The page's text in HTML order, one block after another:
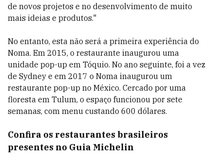
de novos projetos e no desenvolvimento de muito
mais ideias e produtos."
No entanto, esta não será a primeira experiência do
Noma. Em 2015, o restaurante inaugurou uma
unidade pop-up em Tóquio. No ano seguinte, foi a vez
de Sydney e em 2017 o Noma inaugurou um
restaurante pop-up no México. Cercado por uma
floresta em Tulum, o espaço funcionou por sete
semanas, com menu custando 600 dólares.
Confira os restaurantes brasileiros
presentes no Guia Michelin